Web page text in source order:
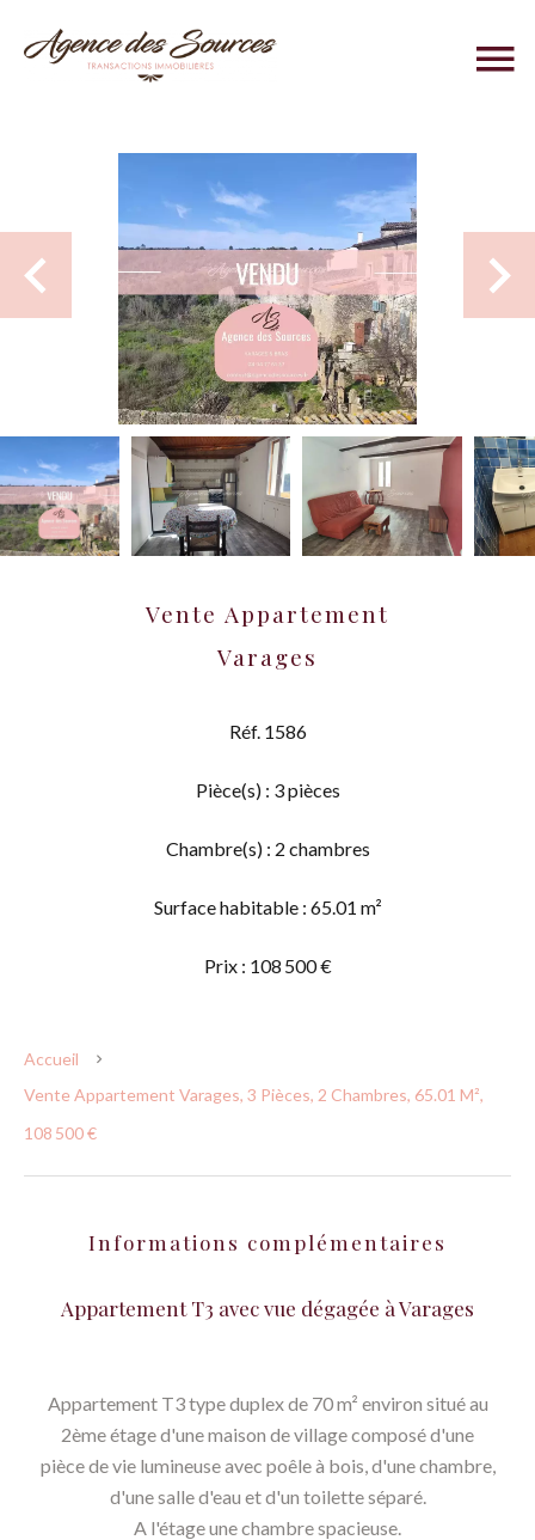
Vente Appartement
Varages
Réf. 1586
Pièce(s) : 3 pièces
Chambre(s) : 2 chambres
Surface habitable : 65.01 m²
Prix : 108 500 €
Accueil
Vente Appartement Varages, 3 Pièces, 2 Chambres, 65.01 M²,
108 500 €
Informations complémentaires
Appartement T3 avec vue dégagée à Varages
Appartement T3 type duplex de 70 m² environ situé au
2ème étage d'une maison de village composé d'une
pièce de vie lumineuse avec poêle à bois, d'une chambre,
d'une salle d'eau et d'un toilette séparé.
A l'étage une chambre spacieuse.